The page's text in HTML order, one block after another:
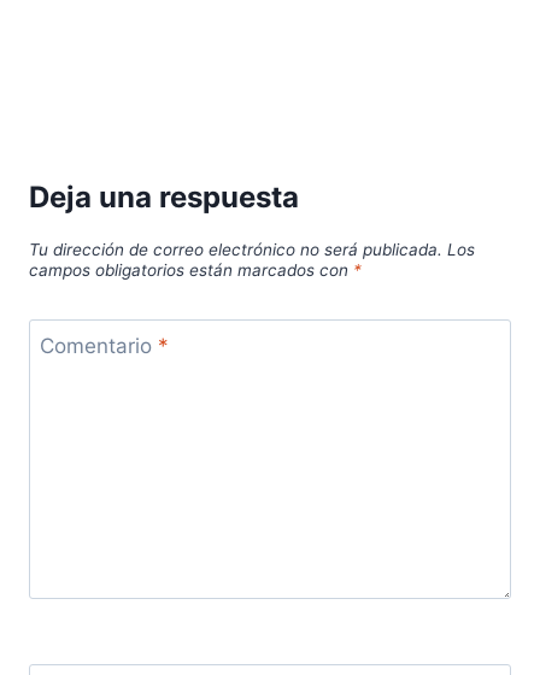
Deja una respuesta
Tu dirección de correo electrónico no será publicada. Los
campos obligatorios están marcados con *
Comentario *